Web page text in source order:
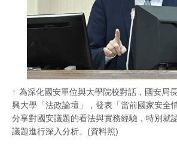
為深化國安單位與大學院校對話，國安局
興大學「法政論壇」，發表「當前國家安全
分享對國安議題的看法與實務經驗，特別就
議題進行深入分析。(資料照)